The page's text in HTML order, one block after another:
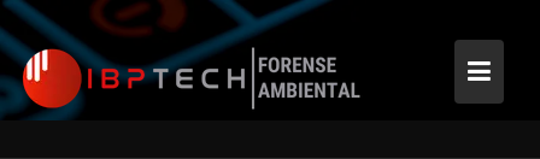
Skip
to
content